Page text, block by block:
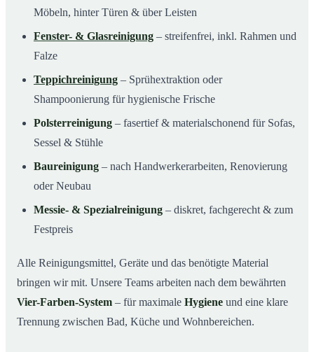
Möbeln, hinter Türen & über Leisten
Fenster- & Glasreinigung – streifenfrei, inkl. Rahmen und
Falze
Teppichreinigung – Sprühextraktion oder
Shampoonierung für hygienische Frische
Polsterreinigung – fasertief & materialschonend für Sofas,
Sessel & Stühle
Baureinigung – nach Handwerkerarbeiten, Renovierung
oder Neubau
Messie- & Spezialreinigung – diskret, fachgerecht & zum
Festpreis
Alle Reinigungsmittel, Geräte und das benötigte Material
bringen wir mit. Unsere Teams arbeiten nach dem bewährten
Vier-Farben-System – für maximale Hygiene und eine klare
Trennung zwischen Bad, Küche und Wohnbereichen.